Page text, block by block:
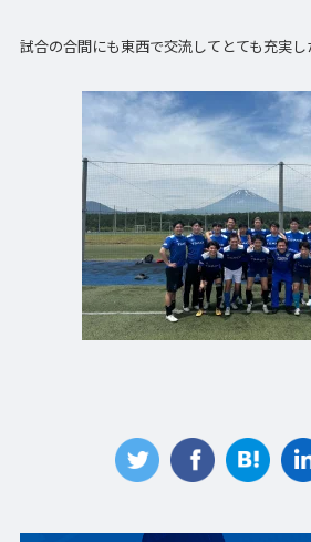
試合の合間にも東西で交流してとても充実し